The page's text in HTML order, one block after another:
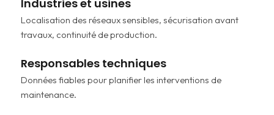
Industries et usines
Localisation des réseaux sensibles, sécurisation avant
travaux, continuité de production.
Responsables techniques
Données fiables pour planifier les interventions de
maintenance.